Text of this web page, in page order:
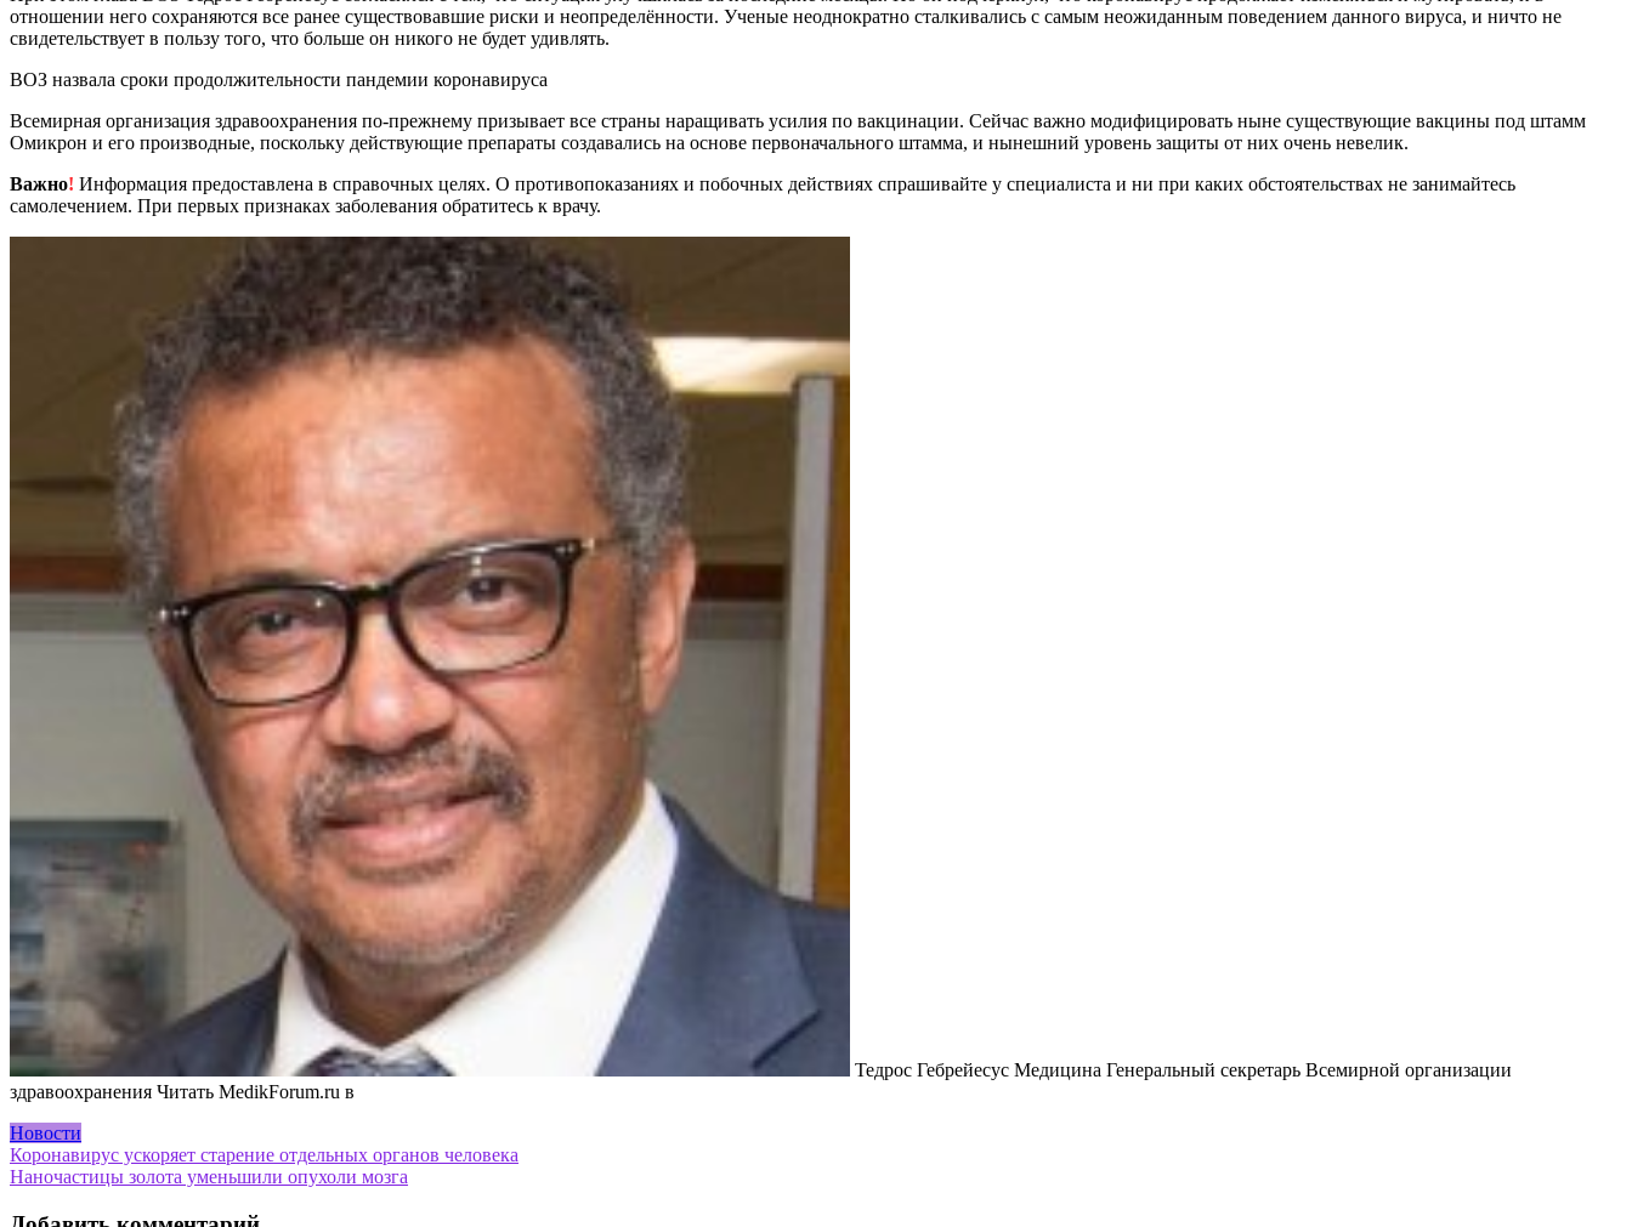
отношении него сохраняются все ранее существовавшие риски и неопределённости. Ученые неоднократно сталкивались с самым неожиданным поведением данного вируса, и ничто не
свидетельствует в пользу того, что больше он никого не будет удивлять.
ВОЗ назвала сроки продолжительности пандемии коронавируса
Всемирная организация здравоохранения по-прежнему призывает все страны наращивать усилия по вакцинации. Сейчас важно модифицировать ныне существующие вакцины под штамм
Омикрон и его производные, поскольку действующие препараты создавались на основе первоначального штамма, и нынешний уровень защиты от них очень невелик.
Важно! Информация предоставлена в справочных целях. О противопоказаниях и побочных действиях спрашивайте у специалиста и ни при каких обстоятельствах не занимайтесь
самолечением. При первых признаках заболевания обратитесь к врачу.
Тедрос Гебрейесус Медицина Генеральный секретарь Всемирной организации
здравоохранения Читать MedikForum.ru в
Новости
Навигация
по
Коронавирус ускоряет старение отдельных органов человека
Наночастицы золота уменьшили опухоли мозга